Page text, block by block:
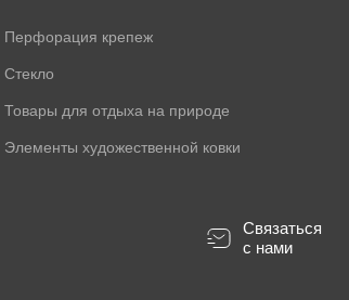
Перфорация крепеж
Стекло
Товары для отдыха на природе
Элементы художественной ковки
Связаться
с нами